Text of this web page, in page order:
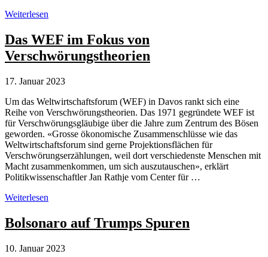
Daniele
–
ein
Friedensforscher?
Weiterlesen
Das WEF im Fokus von
Verschwörungstheorien
17. Januar 2023
Um das Weltwirtschaftsforum (WEF) in Davos rankt sich eine
Reihe von Verschwörungstheorien. Das 1971 gegründete WEF ist
für Verschwörungsgläubige über die Jahre zum Zentrum des Bösen
geworden. «Grosse ökonomische Zusammenschlüsse wie das
Weltwirtschaftsforum sind gerne Projektionsflächen für
Verschwörungserzählungen, weil dort verschiedenste Menschen mit
Macht zusammenkommen, um sich auszutauschen», erklärt
Politikwissenschaftler Jan Rathje vom Center für …
Das
im
Fokus
Verschwörungstheorien
Weiterlesen
Bolsonaro auf Trumps Spuren
10. Januar 2023